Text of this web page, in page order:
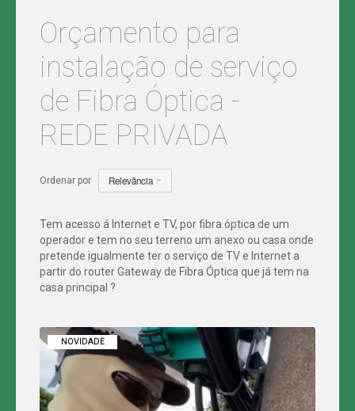
WIFI
MIKROTIK
2.4
GHZ
INTERNET
AUTOCARAVANAS
AUTOCARAVANAS
+
WIFI
EM
AUTOCARAVANAS
4G/LTE
EM
AUTOCARAVANAS
ÓPTICA
TRANSMISSÃO
DE
FIBRA
ÓPTICA
PRIVADA
INTERNET
POR
FIBRA
ÓPTICA
-
REDE
ORÇAMENTO
PARA
INSTALAÇÃO
DE
SERVIÇO
DE
FIBRA
Orçamento para
instalação de serviço
de Fibra Óptica -
REDE PRIVADA
Orçamento
instalação
de
serviço
de
Óptica
-
REDE
PRIVADA
Ordenar por Relevância
Tem acesso á Internet e TV, por fibra óptica de um
operador e tem no seu terreno um anexo ou casa onde
pretende igualmente ter o serviço de TV e Internet a
partir do router Gateway de Fibra Óptica que já tem na
casa principal ?
NOVIDADE